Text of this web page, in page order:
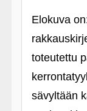
Elokuva
toteutettu
sävyltään